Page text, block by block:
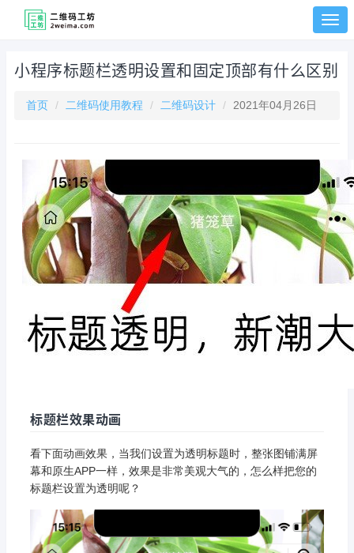
切
单
小程序标题栏透明设置和固定顶部有什么区别
首页 二维码使用教程 二维码设计 2021年04月26日
标题栏效果动画
看下面动画效果，当我们设置为透明标题时，整张图铺满屏
幕和原生APP一样，效果是非常美观大气的，怎么样把您的
标题栏设置为透明呢？